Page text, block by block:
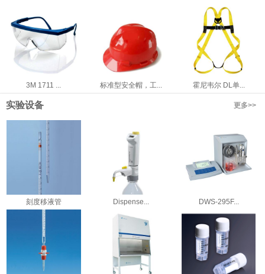
3M 1711 ... 标准型安全帽，工... 霍尼韦尔 DL单...
实验设备 更多>>
刻度移液管 Dispense... DWS-295F...